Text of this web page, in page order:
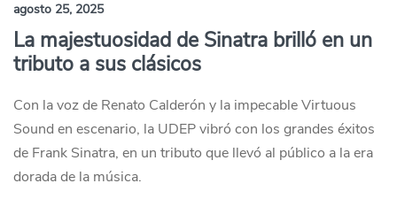
agosto 25, 2025
La majestuosidad de Sinatra brilló en un
tributo a sus clásicos
Con la voz de Renato Calderón y la impecable Virtuous
Sound en escenario, la UDEP vibró con los grandes éxitos
de Frank Sinatra, en un tributo que llevó al público a la era
dorada de la música.